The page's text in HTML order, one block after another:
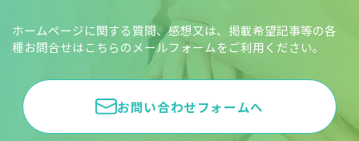
ホームページに関する質問、感想又は、掲載希望記事等の各
種お問合せはこちらのメールフォームをご利用ください。
お問い合わせフォームへ